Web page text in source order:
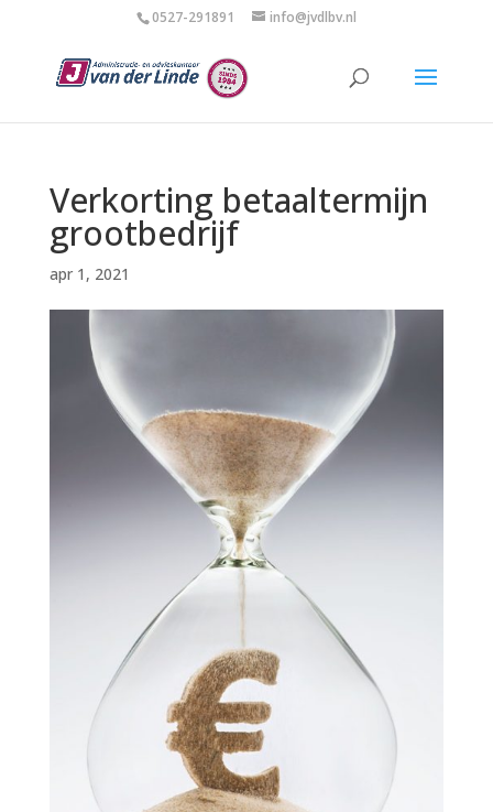
0527-291891 info@jvdlbv.nl
Verkorting betaaltermijn
grootbedrijf
apr 1, 2021